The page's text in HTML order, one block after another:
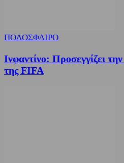
ΠΟΔΟΣΦΑΙΡΟ
Ινφαντίνο: Προσεγγίζει
της FIFA